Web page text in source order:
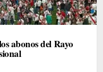
abonos del Rayo